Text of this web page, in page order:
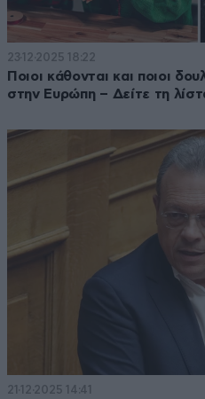
23·12·2025 18:22
Ποιοι κάθονται και ποιοι
στην Ευρώπη – Δείτε τη
21·12·2025 14:41